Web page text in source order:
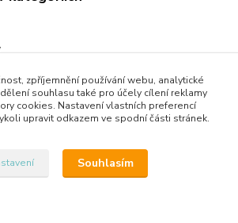
na Eshop-rychle.cz
zpříjemnění používání webu, analytické
souhlasu také pro účely cílení reklamy
cookies. Nastavení vlastních preferencí
upravit odkazem ve spodní části stránek.
Souhlasím